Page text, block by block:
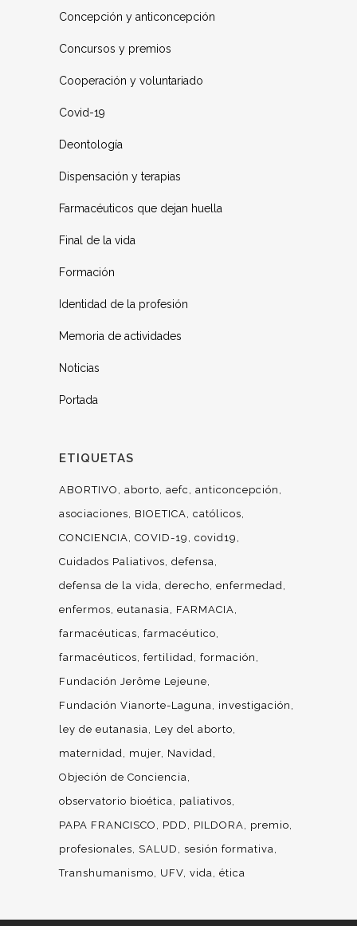
Concepción y anticoncepción
Concursos y premios
Cooperación y voluntariado
Covid-19
Deontología
Dispensación y terapias
Farmacéuticos que dejan huella
Final de la vida
Formación
Identidad de la profesión
Memoria de actividades
Noticias
Portada
ETIQUETAS
ABORTIVO aborto aefc
anticoncepción
asociaciones
BIOETICA católicos
CONCIENCIA COVID-19
covid19
Cuidados Paliativos defensa
defensa de la vida derecho enfermedad
enfermos eutanasia
FARMACIA
farmacéuticas farmacéutico
farmacéuticos fertilidad formación
Fundación Jerôme Lejeune
Fundación Vianorte-Laguna
investigación
ley de eutanasia
Ley del aborto
maternidad
mujer Navidad
Objeción de Conciencia
observatorio bioética
paliativos
PAPA FRANCISCO
PDD PILDORA
premio
profesionales
SALUD
sesión formativa
Transhumanismo
UFV vida ética